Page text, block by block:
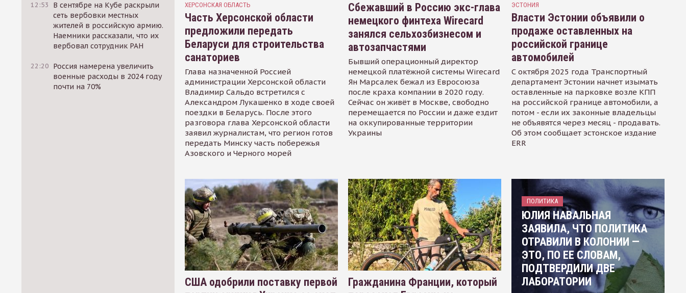
12:53
В сентябре на Кубе раскрыли
сеть вербовки местных
жителей в российскую армию.
Наемники рассказали, что их
вербовал сотрудник РАН
22:20 Россия намерена увеличить
военные расходы в 2024 году
почти на 70%
ХЕРСОНСКАЯ ОБЛАСТЬ
Часть Херсонской области
предложили передать
Беларуси для строительства
санаториев
Глава назначенной Россией
администрации Херсонской области
Владимир Сальдо встретился с
Александром Лукашенко в ходе своей
поездки в Беларусь. После этого
разговора глава Херсонской области
заявил журналистам, что регион готов
передать Минску часть побережья
Азовского и Черного морей
Сбежавший в Россию экс-глава
немецкого финтеха Wirecard
занялся сельхозбизнесом и
автозапчастями
Бывший операционный директор
немецкой платёжной системы Wirecard
Ян Марсалек бежал из Евросоюза
после краха компании в 2020 году.
Сейчас он живёт в Москве, свободно
перемещается по России и даже ездит
на оккупированные территории
Украины
ЭСТОНИЯ
Власти Эстонии объявили о
продаже оставленных на
российской границе
автомобилей
С октября 2025 года Транспортный
департамент Эстонии начнет изымать
оставленные на парковке возле КПП
на российской границе автомобили, а
потом - если их законные владельцы
не объявятся через месяц - продавать.
Об этом сообщает эстонское издание
ERR
США одобрили поставку первой
Гражданина Франции, который
ПОЛИТИКА
ЮЛИЯ НАВАЛЬНАЯ
ЗАЯВИЛА, ЧТО ПОЛИТИКА
ОТРАВИЛИ В КОЛОНИИ —
ЭТО, ПО ЕЕ СЛОВАМ,
ПОДТВЕРДИЛИ ДВЕ
ЛАБОРАТОРИИ